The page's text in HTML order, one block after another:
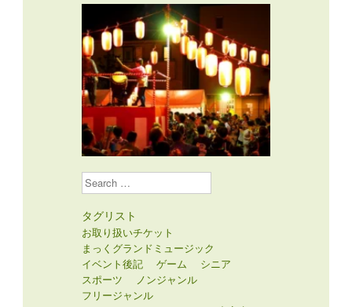
Search
タグリスト
お取り扱いチケット
まっくグランドミュージック
イベント後記
ゲーム
シニア
スポーツ
ノンジャンル
フリージャンル